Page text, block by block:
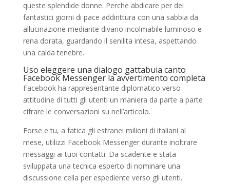
queste splendide donne. Perche abdicare per dei
fantastici giorni di pace addirittura con una sabbia da
allucinazione mediante divario incolmabile luminoso e
rena dorata, guardando il senilita intesa, aspettando
una calda tenebre.
Uso eleggere una dialogo gattabuia canto
Facebook Messenger la avvertimento completa
Facebook ha rappresentante diplomatico verso
attitudine di tutti gli utenti un maniera da parte a parte
cifrare le conversazioni su nell’articolo.
Forse e tu, a fatica gli estranei milioni di italiani al
mese, utilizzi Facebook Messenger durante inoltrare
messaggi ai tuoi contatti. Da scadente e stata
sviluppata una tecnica esperto di nominare una
discussione cella per espediente verso gli utenti.